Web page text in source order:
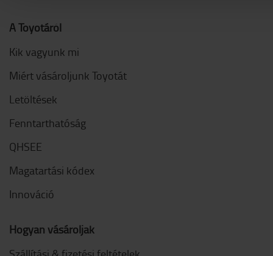
A Toyotáról
Kik vagyunk mi
Miért vásároljunk Toyotát
Letöltések
Fenntarthatóság
QHSEE
Magatartási kódex
Innováció
Hogyan vásároljak